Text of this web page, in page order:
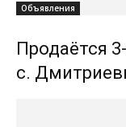
Объявления
Продаётся
с.